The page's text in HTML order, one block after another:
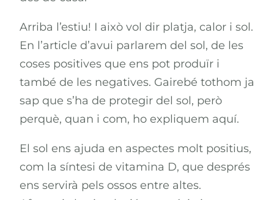
Arriba l’estiu! I això vol dir platja, calor i sol.
En l’article d’avui parlarem del sol, de les
coses positives que ens pot produïr i
també de les negatives. Gairebé tothom ja
sap que s’ha de protegir del sol, però
perquè, quan i com, ho expliquem aquí.
El sol ens ajuda en aspectes molt positius,
com la síntesi de vitamina D, que després
ens servirà pels ossos entre altes.